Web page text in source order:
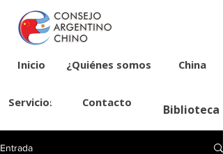
Inicio ¿Quiénes somos? China
Servicios Contacto Biblioteca
Entrada